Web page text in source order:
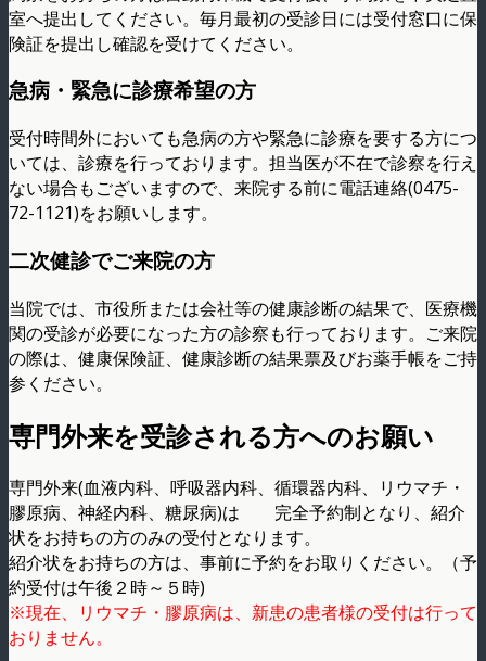
室へ提出してください。毎月最初の受診日には受付窓口に保
険証を提出し確認を受けてください。
急病・緊急に診療希望の方
受付時間外においても急病の方や緊急に診療を要する方につ
いては、診療を行っております。担当医が不在で診察を行え
ない場合もございますので、来院する前に電話連絡(0475-
72-1121)をお願いします。
二次健診でご来院の方
当院では、市役所または会社等の健康診断の結果で、医療機
関の受診が必要になった方の診察も行っております。ご来院
の際は、健康保険証、健康診断の結果票及びお薬手帳をご持
参ください。
専門外来を受診される方へのお願い
専門外来(血液内科、呼吸器内科、循環器内科、リウマチ・
膠原病、神経内科、糖尿病)は 完全予約制となり、紹介
状をお持ちの方のみの受付となります。
紹介状をお持ちの方は、事前に予約をお取りください。（予
約受付は午後２時～５時)
※現在、リウマチ・膠原病は、新患の患者様の受付は行って
おりません。